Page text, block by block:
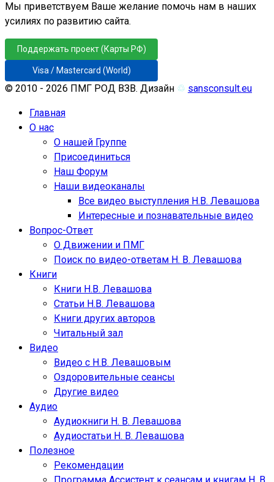
Мы приветствуем Ваше желание помочь нам в наших
усилиях по развитию сайта.
Поддержать проект (Карты РФ)
Visa / Mastercard (World)
© 2010 - 2026 ПМГ РОД ВЗВ. Дизайн ♲ sansconsult.eu
Главная
О нас
О нашей Группе
Присоединиться
Наш Форум
Наши видеоканалы
Все видео выступления Н.В. Левашова
Интересные и познавательные видео
Вопрос-Ответ
О Движении и ПМГ
Поиск по видео-ответам Н. В. Левашова
Книги
Книги Н.В. Левашова
Статьи Н.В. Левашова
Книги других авторов
Читальный зал
Видео
Видео с Н.В. Левашовым
Оздоровительные сеансы
Другие видео
Аудио
Аудиокниги Н. В. Левашова
Аудиостатьи Н. В. Левашова
Полезное
Рекомендации